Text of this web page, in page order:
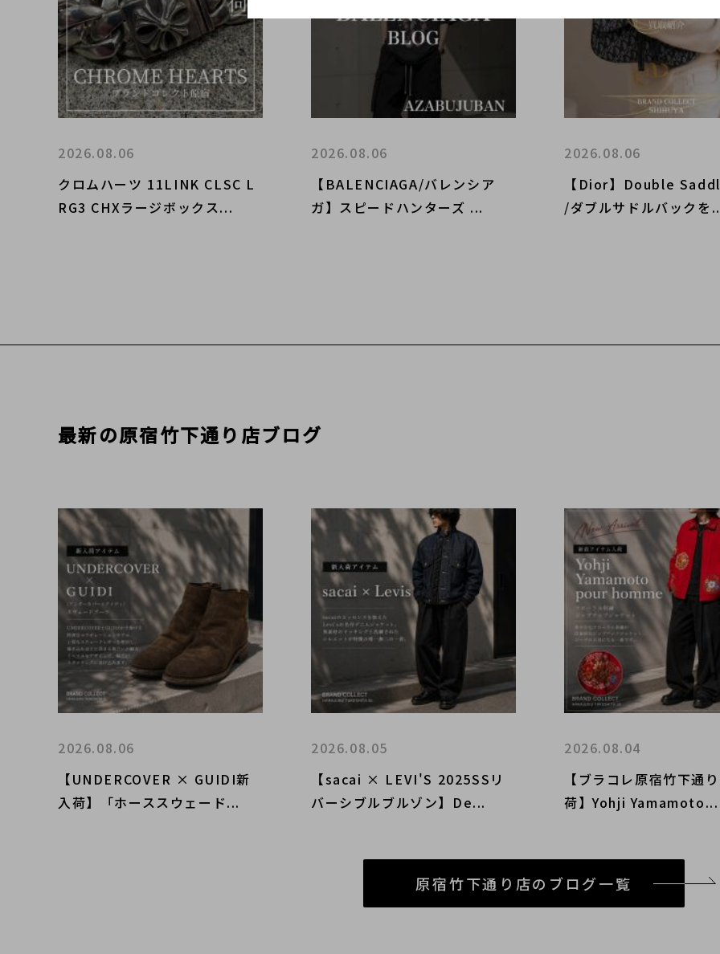
クロムハーツ 11LINK CLSC L
RG3 CHXラージボックス...
2026.08.06
【BALENCIAGA/バレンシア
ガ】スピードハンターズ ...
2026.08.06
【Dior】Double
/ダブルサドルバックを
2026.08.06
最新の原宿竹下通り店ブログ
【UNDERCOVER × GUIDI新
入荷】「ホーススウェード...
2026.08.06
【sacai × LEVI'S 2025SSリ
バーシブルブルゾン】De...
2026.08.05
【ブラコレ原宿竹下通
荷】Yohji Yamamoto...
2026.08.04
原宿竹下通り店のブログ一覧